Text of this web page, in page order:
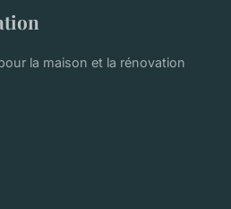
la maison et la rénovation